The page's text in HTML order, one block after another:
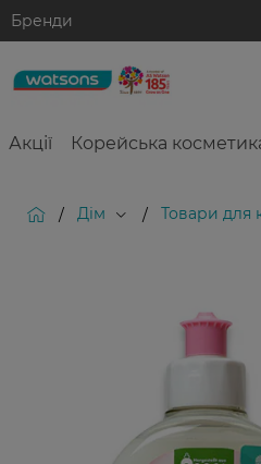
Бренди
Акції Корейська
/ Дім / Товари для